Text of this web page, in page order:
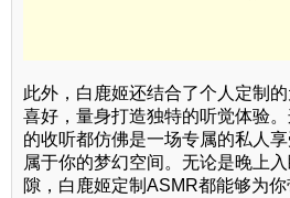
此外，白鹿姬还结合了个人定制
喜好，量身打造独特的听觉体验
的收听都仿佛是一场专属的私人
属于你的梦幻空间。无论是晚上
隙，白鹿姬定制ASMR都能够为